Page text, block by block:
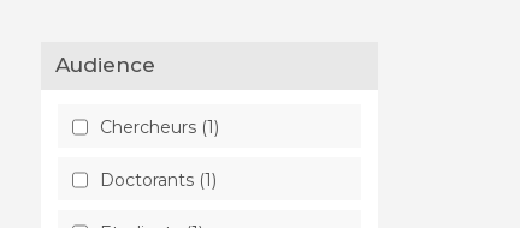
Audience
Chercheurs (1)
Doctorants (1)